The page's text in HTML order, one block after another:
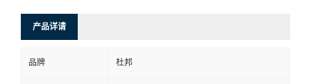
产品详请
品牌 杜邦